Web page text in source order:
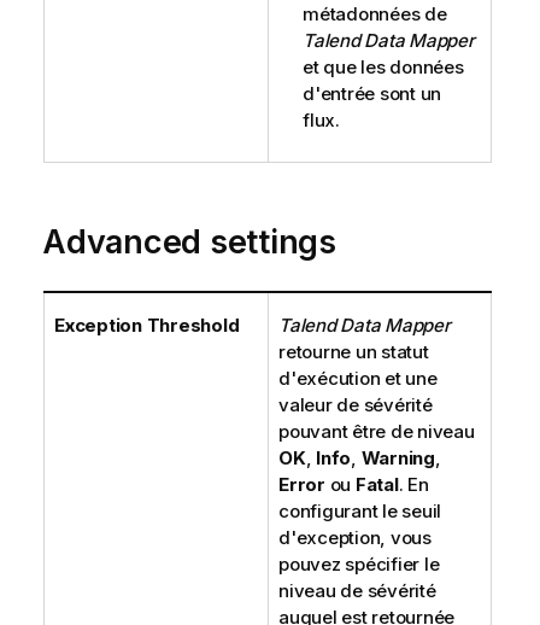
métadonnées de
Talend Data Mapper
et que les données
d'entrée sont un
flux.
Advanced settings
Exception Threshold
Talend Data Mapper
retourne un statut
d'exécution et une
valeur de sévérité
pouvant être de niveau
OK, Info, Warning,
Error ou Fatal. En
configurant le seuil
d'exception, vous
pouvez spécifier le
niveau de sévérité
auquel est retournée